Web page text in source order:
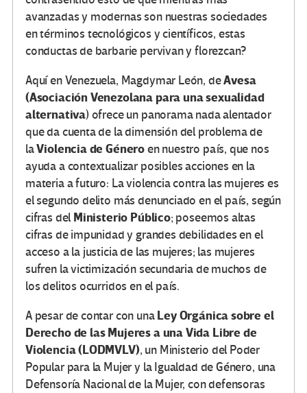
avanzadas y modernas son nuestras sociedades
en términos tecnológicos y científicos, estas
conductas de barbarie pervivan y florezcan?
Aquí en Venezuela, Magdymar León, deAvesa
(Asociación Venezolana para una sexualidad
alternativa) ofrece un panorama nada alentador
que da cuenta de la dimensión del problema de
laViolencia de Géneroen nuestro país, que nos
ayuda a contextualizar posibles acciones en la
materia a futuro: La violencia contra las mujeres es
el segundo delito más denunciado en el país, según
cifras del Ministerio Público; poseemos altas
cifras de impunidad y grandes debilidades en el
acceso a la justicia de las mujeres; las mujeres
sufren la victimización secundaria de muchos de
los delitos ocurridos en el país.
A pesar de contar con unaLey Orgánica sobre el
Derecho de las Mujeres a una Vida Libre de
Violencia (LODMVLV), un Ministerio del Poder
Popular para la Mujer y la Igualdad de Género, una
Defensoría Nacional de la Mujer, con defensoras